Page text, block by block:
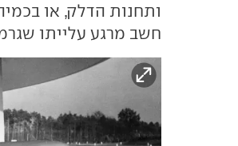
ותחנות הדלק, או
חשב מרגע עלייתו